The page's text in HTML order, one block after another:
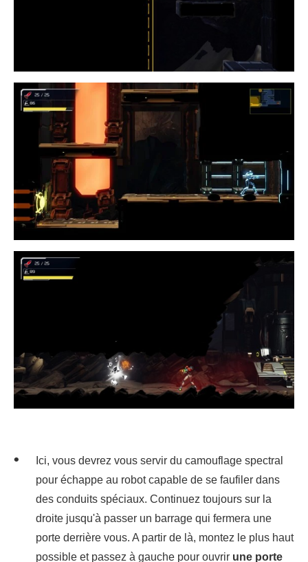
Ici, vous devrez vous servir du camouflage spectral
pour échappe au robot capable de se faufiler dans
des conduits spéciaux. Continuez toujours sur la
droite jusqu'à passer un barrage qui fermera une
porte derrière vous. A partir de là, montez le plus haut
possible et passez à gauche pour ouvrir une porte